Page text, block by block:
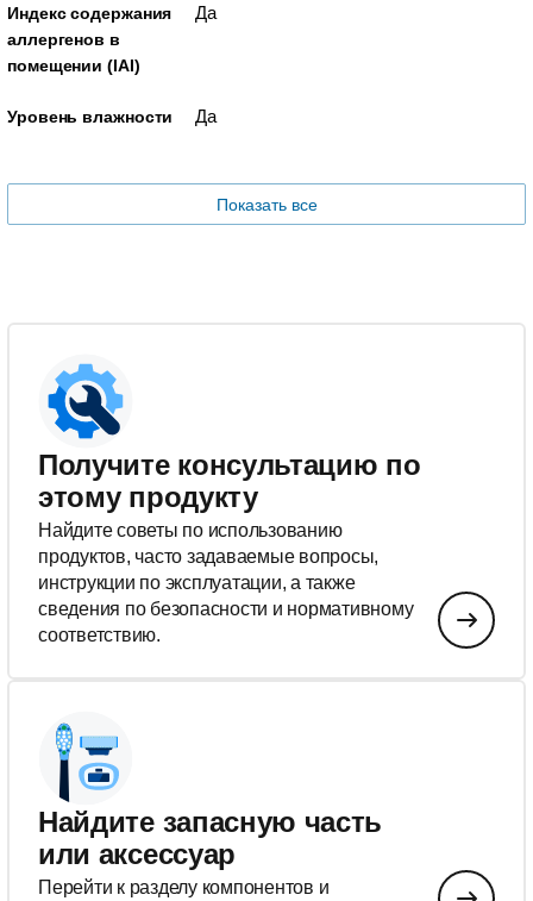
Индекс содержания
аллергенов в
помещении (IAI)
Да
Уровень влажности Да
Показать все
Получите консультацию по
этому продукту
Найдите советы по использованию
продуктов, часто задаваемые вопросы,
инструкции по эксплуатации, а также
сведения по безопасности и нормативному
соответствию.
Найдите запасную часть
или аксессуар
Перейти к разделу компонентов и